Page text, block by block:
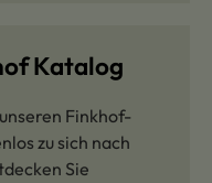
Katalog
Finkhof-
zu sich nach
Sie